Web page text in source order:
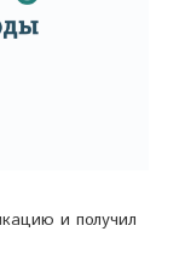
и получил